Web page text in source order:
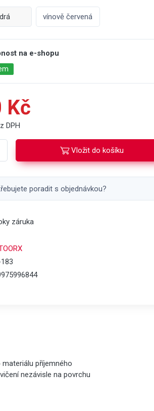
vínově červená
na e-shopu
Kč
DPH
Vložit do košíku
poradit s objednávkou?
záruka
příjemného
nezávisle na povrchu